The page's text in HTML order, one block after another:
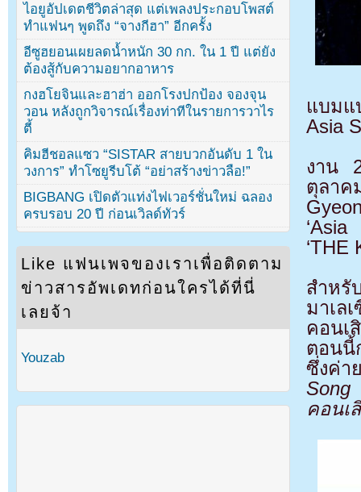
แบม
Asia
งาน
ตุลา
‘THE
สำห
มาเล
คอนเ
ตอนนี้
ซึ่งค่า
Song
คอนเ
ไอยูอัปเดตชีวิตล่าสุด แต่เพลงประกอบโพสต์
ทำแฟนๆ พูดถึง “จางกีฮา” อีกครั้ง
อีซูฮยอนเผยลดน้ำหนัก 30 กก. ใน 1 ปี แต่ยัง
ต้องสู้กับความอยากอาหาร
กงฮโยจินและฮาฮ่า ออกโรงปกป้อง จองจุน
วอน หลังถูกวิจารณ์เรื่องท่าทีในรายการวาไร
ตี้
คิมฮีชอลแซว “SISTAR สายบวกอันดับ 1 ใน
วงการ” ทำโซยูรีบโต้ “อย่าสร้างข่าวลือ!”
BIGBANG เปิดตัวแท่งไฟเวอร์ชั่นใหม่ ฉลอง
ครบรอบ 20 ปี ก่อนเวิลด์ทัวร์
Like แฟนเพจของเราเพื่อติดตาม
ข่าวสารอัพเดทก่อนใครได้ที่นี่
เลยจ้า
Youzab